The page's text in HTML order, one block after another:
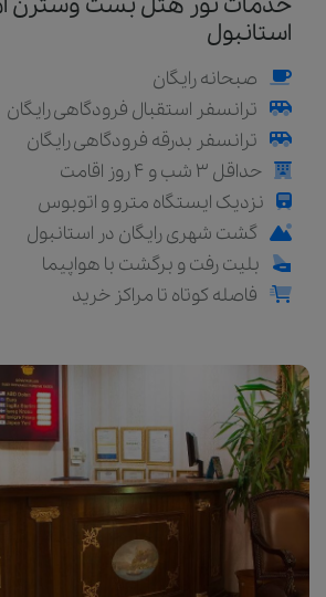
استانبول
صبحانه رایگان
ترانسفر استقبال فرودگاهی رایگان
ترانسفر بدرقه فرودگاهی رایگان
حداقل 3 شب و 4 روز اقامت
نزدیک ایستگاه مترو و اتوبوس
گشت شهری رایگان در استانبول
بلیت رفت و برگشت با هواپیما
فاصله کوتاه تا مراکز خرید